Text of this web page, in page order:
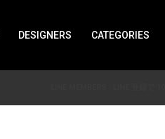
DESIGNERS CATEGORIES